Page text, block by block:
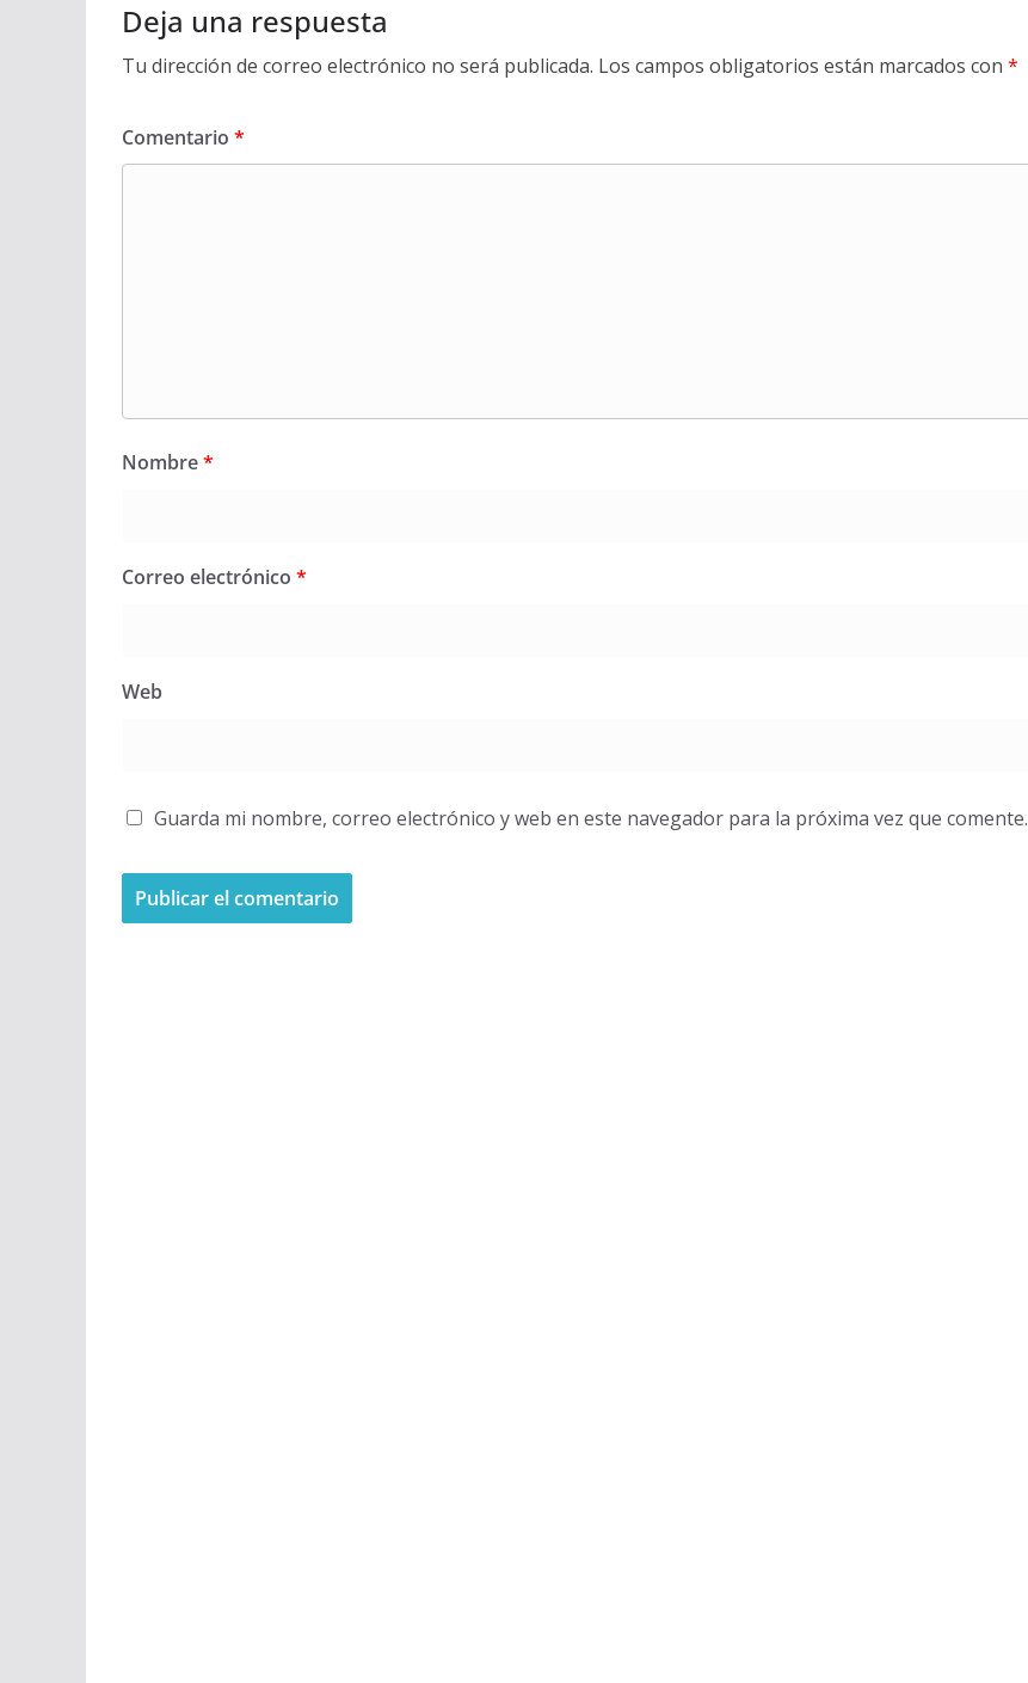
Deja una respuesta
Tu dirección de correo electrónico no será publicada. Los campos obligatorios están marcados con *
Comentario *
Nombre*
Correo electrónico *
Web
Guarda mi nombre, correo electrónico y web en este navegador para la próxima vez que comente.